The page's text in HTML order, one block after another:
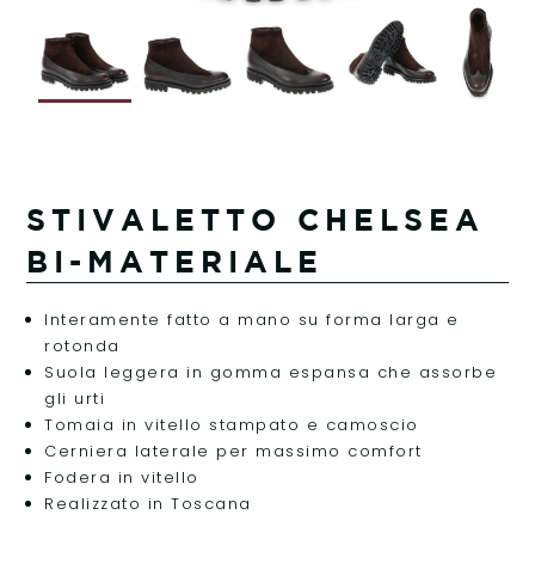
STIVALETTO CHELSEA
BI-MATERIALE
Interamente fatto a mano su forma larga e
rotonda
Suola leggera in gomma espansa che assorbe
gli urti
Tomaia in vitello stampato e camoscio
Cerniera laterale per massimo comfort
Fodera in vitello
Realizzato in Toscana